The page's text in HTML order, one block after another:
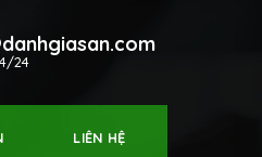
24
LIÊN HỆ